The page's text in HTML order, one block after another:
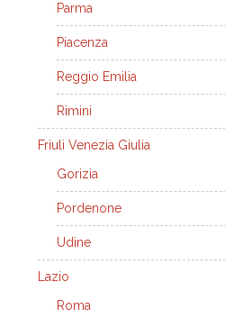
Parma
Piacenza
Reggio Emilia
Rimini
Friuli Venezia Giulia
Gorizia
Pordenone
Udine
Lazio
Roma